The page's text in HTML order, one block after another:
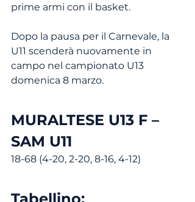
prime armi con il basket.
Dopo la pausa per il Carnevale, la
U11 scenderà nuovamente in
campo nel campionato U13
domenica 8 marzo.
MURALTESE U13 F –
SAM U11
18-68 (4-20, 2-20, 8-16, 4-12)